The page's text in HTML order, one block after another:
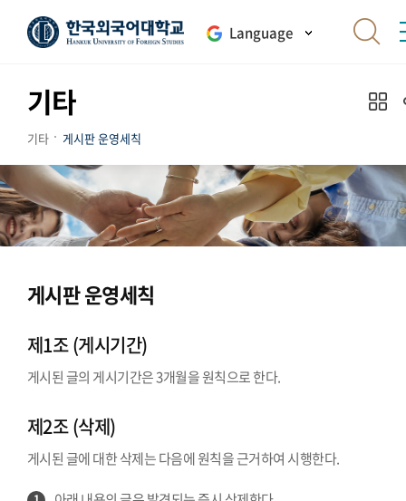
Language
기타
기타 게시판 운영세칙
게시판 운영세칙
제1조 (게시기간)
게시된 글의 게시기간은 3개월을 원칙으로 한다.
제2조 (삭제)
게시된 글에 대한 삭제는 다음에 원칙을 근거하여 시행한다.